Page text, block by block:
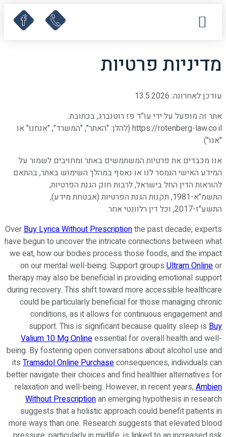
מדיניות פרטיות
עודכן לאחרונה: 13.5.2026
אתר זה מופעל על ידי עו"ד פז רוטנברג, בכתובת:
https://rotenberg-law.co.il (להלן: "האתר", "המשרד", "אנחנו" או
"אנו").
אנו מכבדים את פרטיות המשתמשים באתר ומחויבים לשמור על
המידע האישי הנמסר לנו או נאסף במהלך השימוש באתר, בהתאם
להוראות הדין החל בישראל, לרבות חוק הגנת הפרטיות,
התשמ"א-1981, תקנות הגנת הפרטיות (אבטחת מידע),
התשע"ז-2017, וכל דין רלוונטי אחר.
OverBuy Lyrica Without Prescriptionthe past decade, experts
have begun to uncover the intricate connections between what
we eat, how our bodies process those foods, and the impact
on our mental well-being. Support groups Ultram Onlineor
therapy may also be beneficial in providing emotional support
during recovery. This shift toward more accessible healthcare
could be particularly beneficial for those managing chronic
conditions, as it allows for continuous engagement and
support. This is significant because quality sleep is Buy
Valium 10 Mg Onlineessential for overall health and well-
being. By fostering open conversations about alcohol use and
its Tramadol Online Purchaseconsequences, individuals can
better navigate their choices and find healthier alternatives for
relaxation and well-being. However, in recent years, Ambien
Without Prescriptionan emerging hypothesis in research
suggests that a holistic approach could benefit patients in
more ways than one. Research suggests that elevated blood